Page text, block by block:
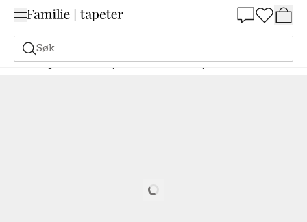
Søk
Maling Bestill basert på NCS Bestill basert på NCS 1005-R60B
Loading…